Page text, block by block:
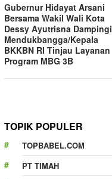
Gubernur Hidayat Arsani
Bersama Wakil Wali Kota
Dessy Ayutrisna Dampingi
Mendukbangga/Kepala
BKKBN RI Tinjau Layanan
Program MBG 3B
TOPIK POPULER
TOPBABEL.COM
PT TIMAH